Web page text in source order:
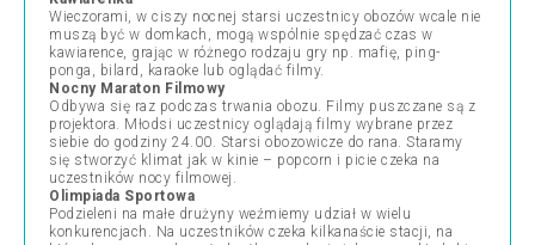
Wieczorami, w ciszy nocnej starsi uczestnicy obozów wcale nie
muszą być w domkach, mogą wspólnie spędzać czas w
kawiarence, grając w różnego rodzaju gry np. mafię, ping-
ponga, bilard, karaoke lub oglądać filmy.
Nocny Maraton Filmowy
Odbywa się raz podczas trwania obozu. Filmy puszczane są z
projektora. Młodsi uczestnicy oglądają filmy wybrane przez
siebie do godziny 24.00. Starsi obozowicze do rana. Staramy
się stworzyć klimat jak w kinie – popcorn i picie czeka na
uczestników nocy filmowej.
Olimpiada Sportowa
Podzieleni na małe drużyny weźmiemy udział w wielu
konkurencjach. Na uczestników czeka kilkanaście stacji, na